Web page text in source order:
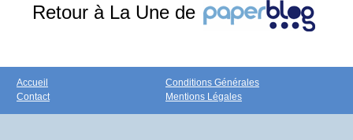
Retour à La Une de
Accueil
Contact
Conditions Générales
Mentions Légales